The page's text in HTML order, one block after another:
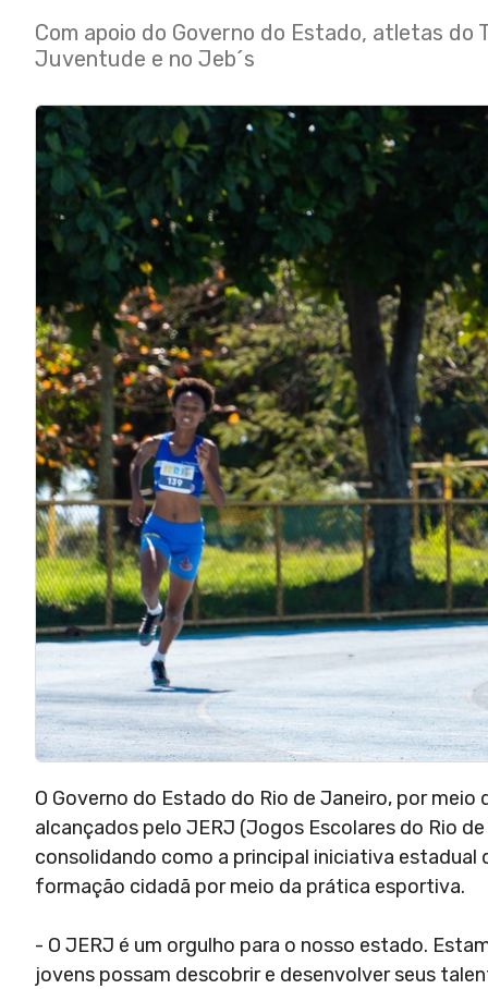
Com apoio do Governo do Estado, atletas
Juventude e no Jeb´s
O Governo do Estado do Rio de Janeiro, por
alcançados pelo JERJ (Jogos Escolares do Rio
consolidando como a principal iniciativa
formação cidadã por meio da prática esportiva.
- O JERJ é um orgulho para o nosso estado.
jovens possam descobrir e desenvolver seus